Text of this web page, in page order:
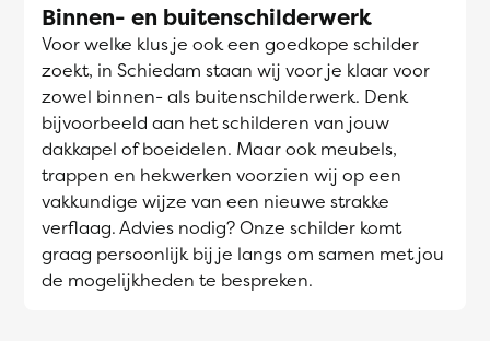
Binnen- en buitenschilderwerk
Voor welke klus je ook een goedkope schilder
zoekt, in Schiedam staan wij voor je klaar voor
zowel binnen- als buitenschilderwerk. Denk
bijvoorbeeld aan het schilderen van jouw
dakkapel of boeidelen. Maar ook meubels,
trappen en hekwerken voorzien wij op een
vakkundige wijze van een nieuwe strakke
verflaag. Advies nodig? Onze schilder komt
graag persoonlijk bij je langs om samen met jou
de mogelijkheden te bespreken.